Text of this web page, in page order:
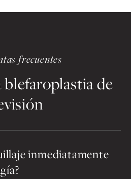
frecuentes
blefaroplastia de
inmediatamente